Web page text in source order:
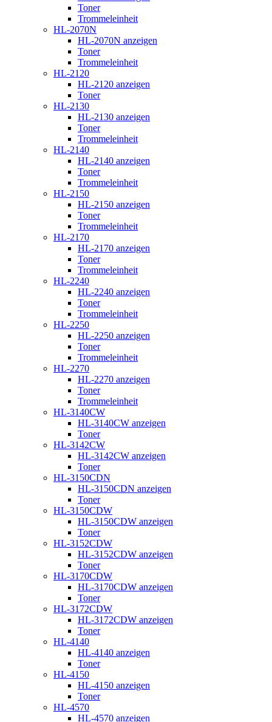
Toner
Trommeleinheit
HL-2070N
HL-2070N anzeigen
Toner
Trommeleinheit
HL-2120
HL-2120 anzeigen
Toner
HL-2130
HL-2130 anzeigen
Toner
Trommeleinheit
HL-2140
HL-2140 anzeigen
Toner
Trommeleinheit
HL-2150
HL-2150 anzeigen
Toner
Trommeleinheit
HL-2170
HL-2170 anzeigen
Toner
Trommeleinheit
HL-2240
HL-2240 anzeigen
Toner
Trommeleinheit
HL-2250
HL-2250 anzeigen
Toner
Trommeleinheit
HL-2270
HL-2270 anzeigen
Toner
Trommeleinheit
HL-3140CW
HL-3140CW anzeigen
Toner
HL-3142CW
HL-3142CW anzeigen
Toner
HL-3150CDN
HL-3150CDN anzeigen
Toner
HL-3150CDW
HL-3150CDW anzeigen
Toner
HL-3152CDW
HL-3152CDW anzeigen
Toner
HL-3170CDW
HL-3170CDW anzeigen
Toner
HL-3172CDW
HL-3172CDW anzeigen
Toner
HL-4140
HL-4140 anzeigen
Toner
HL-4150
HL-4150 anzeigen
Toner
HL-4570
HL-4570 anzeigen